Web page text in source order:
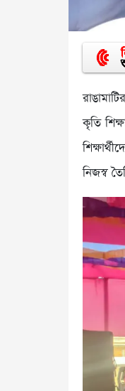
কৃতি
নিজস্ব